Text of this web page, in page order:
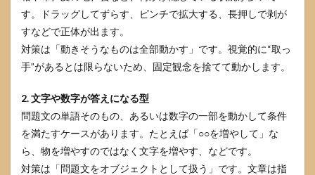
す。ドラッグしてずらす、ピンチで拡大する、長押しで剥が
すなどで正体が出ます。
対策は「動きそうなものは全部動かす」です。視覚的に“取っ
手”があるとは限らないため、固定観念を捨てて動かします。
2. 文字や数字が答えになる型
問題文の単語そのもの、あるいは数字の一部を動かして条件
を満たすケースがあります。たとえば「○○を増やして」な
ら、物を増やすのではなく文字を増やす、などです。
対策は「問題文をオブジェクトとして扱う」です。文章は指